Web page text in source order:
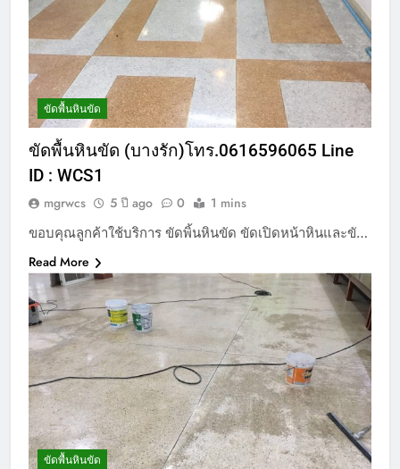
ขัดพื้นหินขัด
ขัดพื้นหินขัด (บางรัก)โทร.0616596065 Line
ID : WCS1
mgrwcs 5 ปี ago 0 1 mins
ขอบคุณลูกค้าใช้บริการ ขัดพิ้นหินขัด ขัดเปิดหน้าหินและขั…
Read More
ขัดพื้นหินขัด